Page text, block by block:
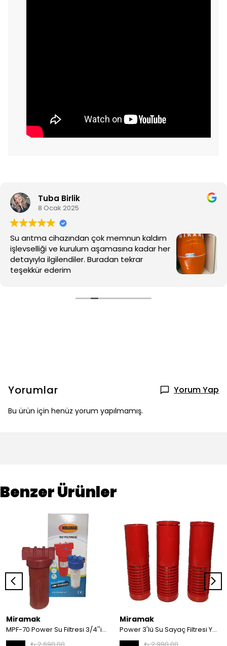
Yorumlar Yorum Yap
Bu ürün için henüz yorum yapılmamış.
Benzer Ürünler
Miramak
MPF-70 Power Su Filtresi 3/4''inç
Miramak
Power 3'lü Su Sayaç Filtresi Yedek Kartuş